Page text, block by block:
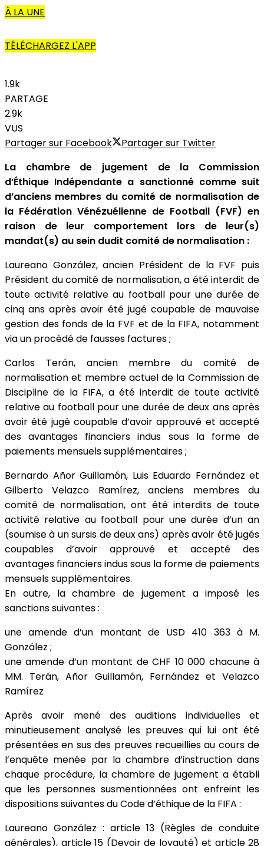
À LA UNE
TÉLÉCHARGEZ L'APP
1.9k
PARTAGE
2.9k
VUS
Partager sur Facebook
Partager sur Twitter
La chambre de jugement de la Commission
d’Éthique Indépendante a sanctionné comme suit
d’anciens membres du comité de normalisation de
la Fédération Vénézuélienne de Football (FVF) en
raison de leur comportement lors de leur(s)
mandat(s) au sein dudit comité de normalisation :
Laureano González, ancien Président de la FVF puis
Président du comité de normalisation, a été interdit de
toute activité relative au football pour une durée de
cinq ans après avoir été jugé coupable de mauvaise
gestion des fonds de la FVF et de la FIFA, notamment
via un procédé de fausses factures ;
Carlos Terán, ancien membre du comité de
normalisation et membre actuel de la Commission de
Discipline de la FIFA, a été interdit de toute activité
relative au football pour une durée de deux ans après
avoir été jugé coupable d’avoir approuvé et accepté
des avantages financiers indus sous la forme de
paiements mensuels supplémentaires ;
Bernardo Añor Guillamón, Luis Eduardo Fernández et
Gilberto Velazco Ramírez, anciens membres du
comité de normalisation, ont été interdits de toute
activité relative au football pour une durée d’un an
(soumise à un sursis de deux ans) après avoir été jugés
coupables d’avoir approuvé et accepté des
avantages financiers indus sous la forme de paiements
mensuels supplémentaires.
En outre, la chambre de jugement a imposé les
sanctions suivantes :
une amende d’un montant de USD 410 363 à M.
González ;
une amende d’un montant de CHF 10 000 chacune à
MM. Terán, Añor Guillamón, Fernández et Velazco
Ramírez
Après avoir mené des auditions individuelles et
minutieusement analysé les preuves qui lui ont été
présentées en sus des preuves recueillies au cours de
l’enquête menée par la chambre d’instruction dans
chaque procédure, la chambre de jugement a établi
que les personnes susmentionnées ont enfreint les
dispositions suivantes du Code d’éthique de la FIFA :
Laureano González : article 13 (Règles de conduite
générales), article 15 (Devoir de loyauté) et article 28